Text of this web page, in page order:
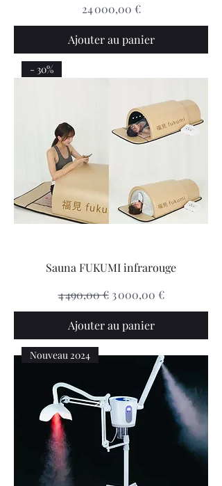
Prix
24 000,00 €
Ajouter au panier
- 30%
Sauna FUKUMI infrarouge
Prix original
4 490,00 € Prix promotionnel
3 000,00 €
Ajouter au panier
Nouveau 2024